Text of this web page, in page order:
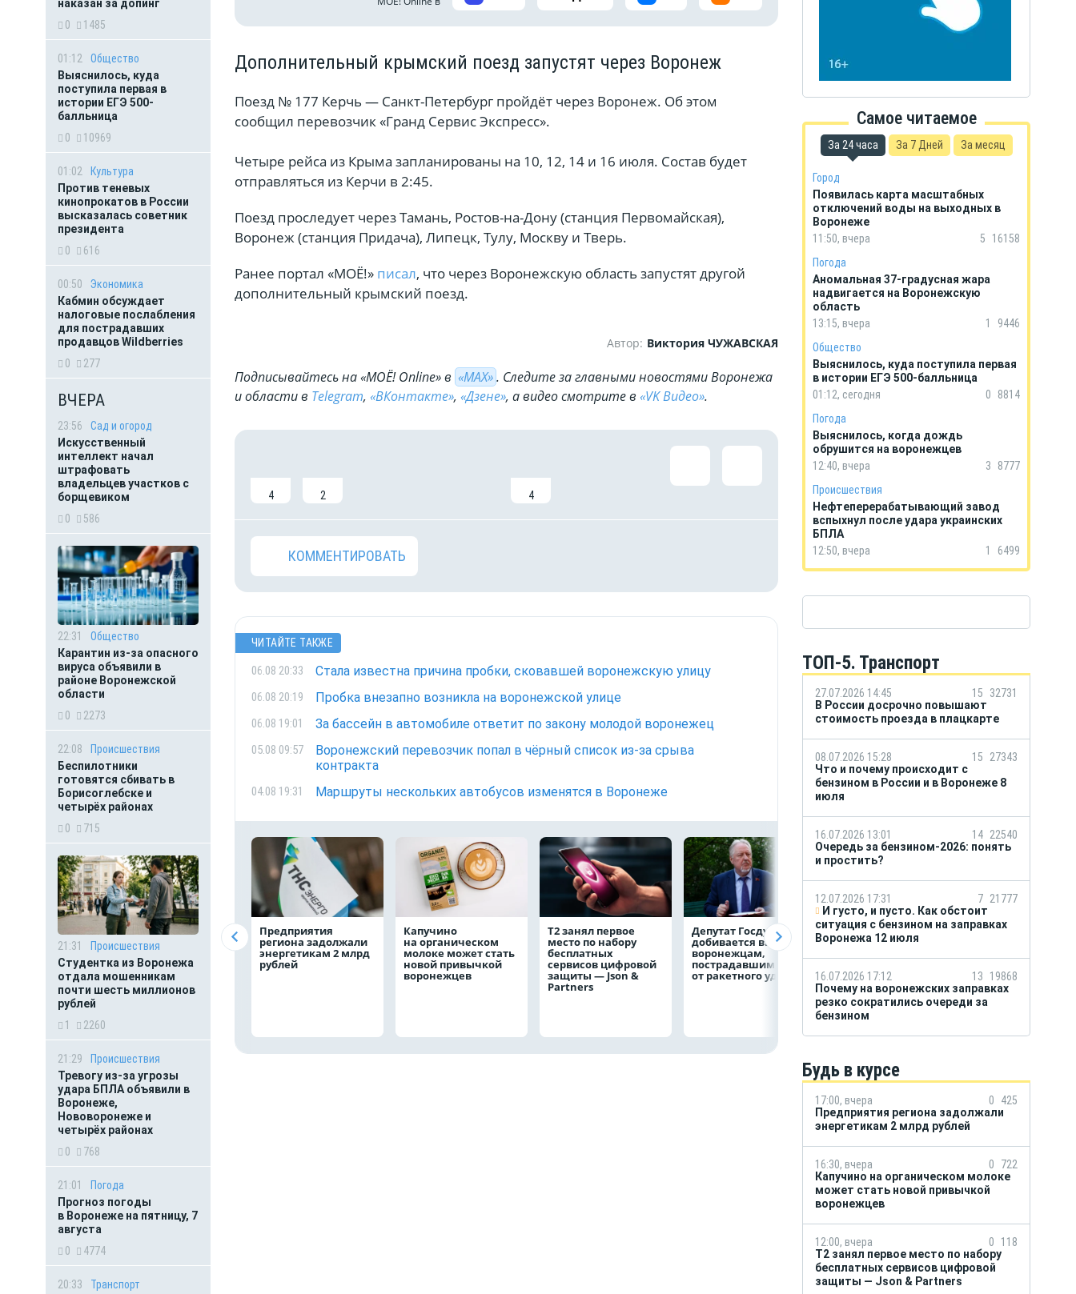
наказан за допинг
0
1485
01:12
Общество
Выяснилось, куда
поступила первая в
истории ЕГЭ 500-
балльница
0
10969
01:02
Культура
Против теневых
кинопрокатов в России
высказалась советник
президента
0
616
00:50
Экономика
Кабмин обсуждает
налоговые послабления
для пострадавших
продавцов Wildberries
0
277
ВЧЕРА
23:56
Сад и огород
Искусственный
интеллект начал
штрафовать
владельцев участков с
борщевиком
0
586
22:31
Общество
Карантин из-за опасного
вируса объявили в
районе Воронежской
области
0
2273
22:08
Происшествия
Беспилотники
готовятся сбивать в
Борисоглебске и
четырёх районах
0
715
21:31
Происшествия
Студентка из Воронежа
отдала мошенникам
почти шесть миллионов
рублей
1
2260
21:29
Происшествия
Тревогу из-за угрозы
удара БПЛА объявили в
Воронеже,
Нововоронеже и
четырёх районах
0
768
21:01
Погода
Прогноз погоды
в Воронеже на пятницу, 7
августа
0
4774
20:33
Транспорт
Дополнительный крымский поезд запустят через Воронеж
Поезд № 177 Керчь — Санкт-Петербург пройдёт через Воронеж. Об этом
сообщил перевозчик «Гранд Сервис Экспресс».
Четыре рейса из Крыма запланированы на 10, 12, 14 и 16 июля. Состав будет
отправляться из Керчи в 2:45.
Поезд проследует через Тамань, Ростов-на-Дону (станция Первомайская),
Воронеж (станция Придача), Липецк, Тулу, Москву и Тверь.
Ранее портал «МОЁ!» писал, что через Воронежскую область запустят другой
дополнительный крымский поезд.
Автор: Виктория ЧУЖАВСКАЯ
Подписывайтесь на «МОЁ! Online» в «МАХ». Cледите за главными новостями Воронежа
и области в Telegram, «ВКонтакте», «Дзене», а видео смотрите в «VK Видео».
4 2 4
КОММЕНТИРОВАТЬ
ЧИТАЙТЕ ТАКЖЕ
06.08 20:33 Стала известна причина пробки, сковавшей воронежскую улицу
06.08 20:19 Пробка внезапно возникла на воронежской улице
06.08 19:01 За бассейн в автомобиле ответит по закону молодой воронежец
05.08 09:57
Воронежский перевозчик попал в чёрный список из-за срыва
контракта
04.08 19:31 Маршруты нескольких автобусов изменятся в Воронеже
Предприятия
региона задолжали
энергетикам 2 млрд
рублей
Капучино
на органическом
молоке может стать
новой привычкой
воронежцев
Т2 занял первое
место по набору
бесплатных
сервисов цифровой
защиты — Json &
Partners
Депутат Госдумы
добивается выплат
воронежцам,
пострадавшим
от ракетного удара
Медицинскую
помощь
можно получить
независимо
от региона выдачи
полиса ОМС
Как Воронеж уже
Самое читаемое
За 24 часа За 7 Дней За месяц
Город
Появилась карта масштабных
отключений воды на выходных в
Воронеже
11:50, вчера
5
16158
Погода
Аномальная 37-градусная жара
надвигается на Воронежскую
область
13:15, вчера
1
9446
Общество
Выяснилось, куда поступила первая
в истории ЕГЭ 500-балльница
01:12, сегодня
0
8814
Погода
Выяснилось, когда дождь
обрушится на воронежцев
12:40, вчера
3
8777
Происшествия
Нефтеперерабатывающий завод
вспыхнул после удара украинских
БПЛА
12:50, вчера
1 6499
ТОП-5. Транспорт
27.07.2026 14:45 15
32731
В России досрочно повышают
стоимость проезда в плацкарте
08.07.2026 15:28 15
27343
Что и почему происходит с
бензином в России и в Воронеже 8
июля
16.07.2026 13:01 14 22540
Очередь за бензином-2026: понять
и простить?
12.07.2026 17:31 7 21777
И густо, и пусто. Как обстоит
ситуация с бензином на заправках
Воронежа 12 июля
16.07.2026 17:12 13
19868
Почему на воронежских заправках
резко сократились очереди за
бензином
Будь в курсе
17:00, вчера 0
425
Предприятия региона задолжали
энергетикам 2 млрд рублей
16:30, вчера 0
722
Капучино на органическом молоке
может стать новой привычкой
воронежцев
12:00, вчера 0
118
Т2 занял первое место по набору
бесплатных сервисов цифровой
защиты — Json & Partners